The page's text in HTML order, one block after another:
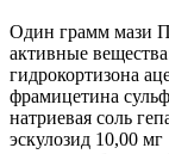
Один грамм мази
активные
гидрокортизона
фрамицетина
натриевая соль
эскулозид 10,00 мг